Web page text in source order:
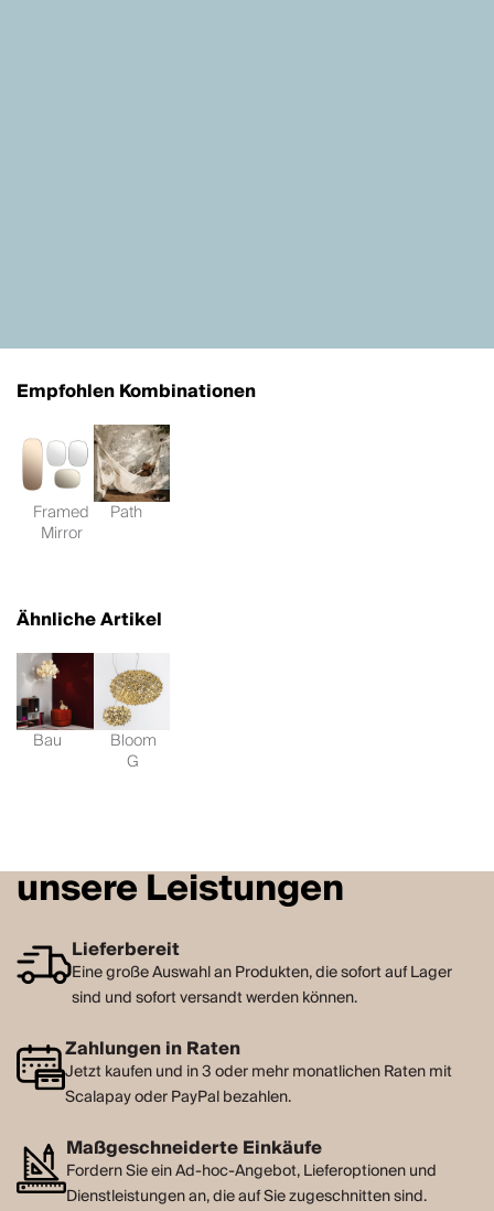
Empfohlen Kombinationen
Framed
Mirror
Path
Ähnliche Artikel
Bau Bloom
G
unsere Leistungen
Lieferbereit
Eine große Auswahl an Produkten, die sofort auf Lager
sind und sofort versandt werden können.
Zahlungen in Raten
Jetzt kaufen und in 3 oder mehr monatlichen Raten mit
Scalapay oder PayPal bezahlen.
Maßgeschneiderte Einkäufe
Fordern Sie ein Ad-hoc-Angebot, Lieferoptionen und
Dienstleistungen an, die auf Sie zugeschnitten sind.